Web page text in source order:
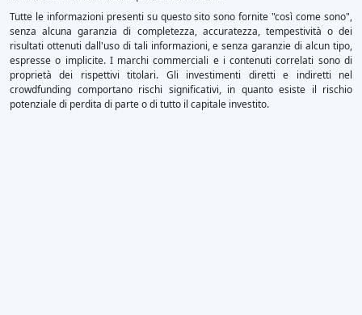
Tutte le informazioni presenti su questo sito sono fornite "così come sono",
senza alcuna garanzia di completezza, accuratezza, tempestività o dei
risultati ottenuti dall'uso di tali informazioni, e senza garanzie di alcun tipo,
espresse o implicite. I marchi commerciali e i contenuti correlati sono di
proprietà dei rispettivi titolari. Gli investimenti diretti e indiretti nel
crowdfunding comportano rischi significativi, in quanto esiste il rischio
potenziale di perdita di parte o di tutto il capitale investito.